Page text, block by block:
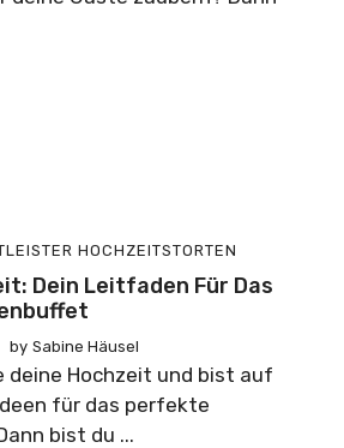
HOCHZEITSTORTEN
Dein Leitfaden Für Das
by Sabine Häusel
deine Hochzeit und bist auf
für das perfekte
bist du ...